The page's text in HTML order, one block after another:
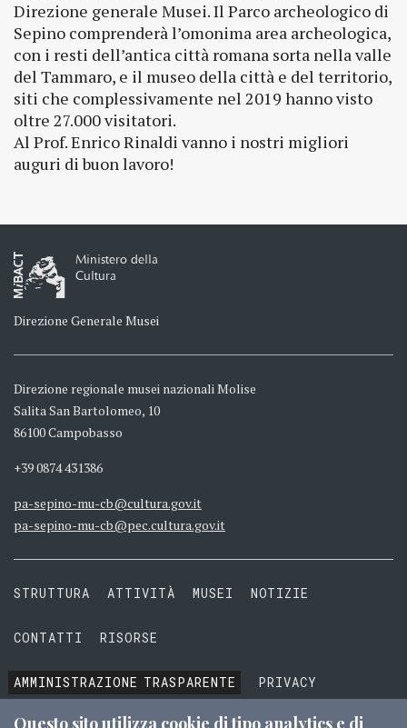
Direzione generale Musei. Il Parco archeologico di
Sepino comprenderà l’omonima area archeologica,
con i resti dell’antica città romana sorta nella valle
del Tammaro, e il museo della città e del territorio,
siti che complessivamente nel 2019 hanno visto
oltre 27.000 visitatori.
Al Prof. Enrico Rinaldi vanno i nostri migliori
auguri di buon lavoro!
Ministero della
Cultura
Direzione Generale Musei
Direzione regionale musei nazionali Molise
Salita San Bartolomeo, 10
86100 Campobasso
+39 0874 431386
pa-sepino-mu-cb@cultura.gov.it
pa-sepino-mu-cb@pec.cultura.gov.it
STRUTTURA ATTIVITÀ MUSEI NOTIZIE
CONTATTI RISORSE
AMMINISTRAZIONE TRASPARENTE
PRIVACY
COOKIE
TERMINI E CONDIZIONI
Questo sito utilizza cookie di tipo analytics e di